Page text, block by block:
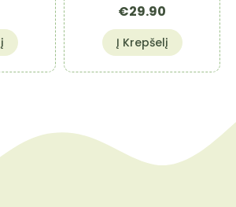
€29.90
Į Krepšelį